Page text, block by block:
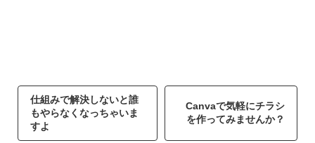
仕組みで解決しないと誰
もやらなくなっちゃいま
すよ
Canvaで気軽にチラシ
を作ってみませんか？